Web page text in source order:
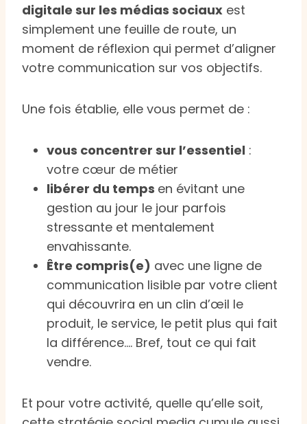
digitale sur les médias sociaux est
simplement une feuille de route, un
moment de réflexion qui permet d’aligner
votre communication sur vos objectifs.
Une fois établie, elle vous permet de :
vous concentrer sur l’essentiel :
votre cœur de métier
libérer du temps en évitant une
gestion au jour le jour parfois
stressante et mentalement
envahissante.
Être compris(e) avec une ligne de
communication lisible par votre client
qui découvrira en un clin d’œil le
produit, le service, le petit plus qui fait
la différence…. Bref, tout ce qui fait
vendre.
Et pour votre activité, quelle qu’elle soit,